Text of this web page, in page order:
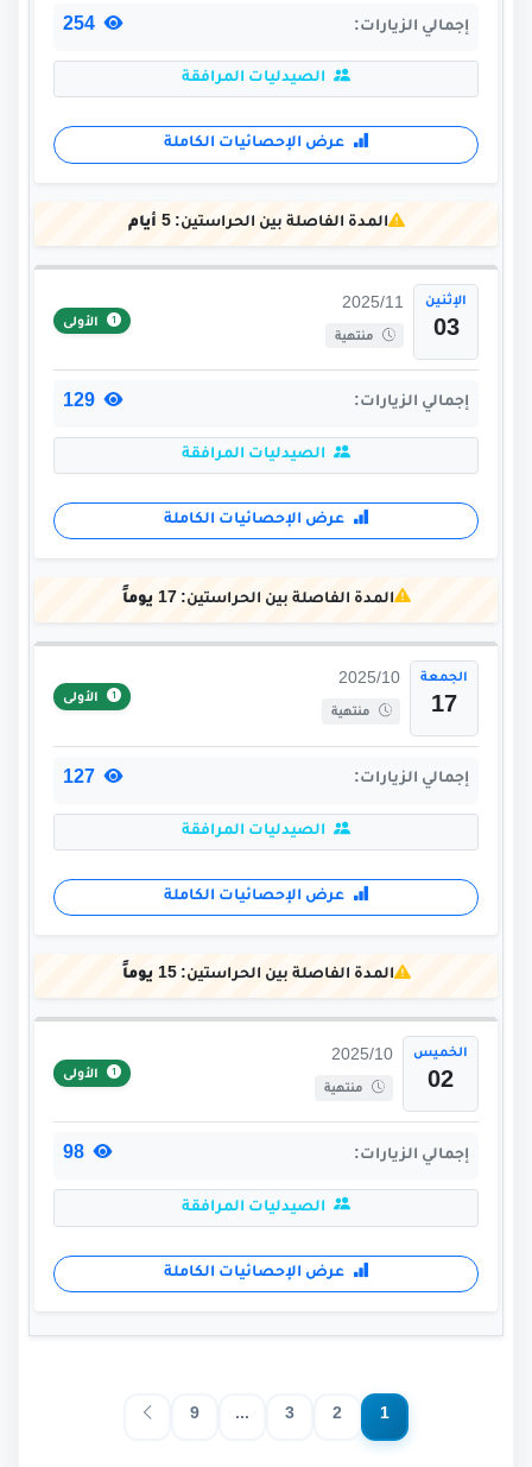
إجمالي الزيارات:
الصيدليات المرافقة
عرض الإحصائيات الكاملة
المدة الفاصلة بين الحراستين:5 أيام
الإثنين
03
2025/11
منتهية
الأولى
إجمالي الزيارات:
الصيدليات المرافقة
عرض الإحصائيات الكاملة
المدة الفاصلة بين الحراستين: 17 يوماً
الجمعة
17
2025/10
منتهية
الأولى
إجمالي الزيارات:
الصيدليات المرافقة
عرض الإحصائيات الكاملة
المدة الفاصلة بين الحراستين:15 يوماً
الخميس
02
2025/10
منتهية
الأولى
إجمالي الزيارات:
الصيدليات المرافقة
عرض الإحصائيات الكاملة
1
2
3
...
9